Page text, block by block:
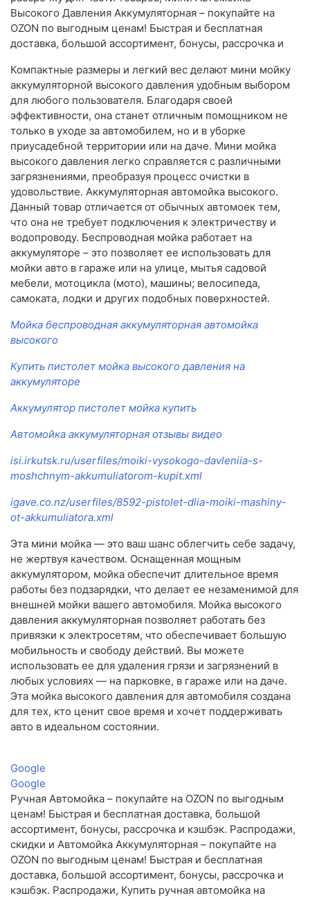
Высокого Давления Аккумуляторная – покупайте на
OZON по выгодным ценам! Быстрая и бесплатная
доставка, большой ассортимент, бонусы, рассрочка и
Компактные размеры и легкий вес делают мини мойку
аккумуляторной высокого давления удобным выбором
для любого пользователя. Благодаря своей
эффективности, она станет отличным помощником не
только в уходе за автомобилем, но и в уборке
приусадебной территории или на даче. Мини мойка
высокого давления легко справляется с различными
загрязнениями, преобразуя процесс очистки в
удовольствие. Аккумуляторная автомойка высокого.
Данный товар отличается от обычных автомоек тем,
что она не требует подключения к электричеству и
водопроводу. Беспроводная мойка работает на
аккумуляторе – это позволяет ее использовать для
мойки авто в гараже или на улице, мытья садовой
мебели, мотоцикла (мото), машины; велосипеда,
самоката, лодки и других подобных поверхностей.
Мойка беспроводная аккумуляторная автомойка
высокого
Купить пистолет мойка высокого давления на
аккумуляторе
Аккумулятор пистолет мойка купить
Автомойка аккумуляторная отзывы видео
isi.irkutsk.ru/userfiles/moiki-vysokogo-davleniia-s-
moshchnym-akkumuliatorom-kupit.xml
igave.co.nz/userfiles/8592-pistolet-dlia-moiki-mashiny-
ot-akkumuliatora.xml
Эта мини мойка — это ваш шанс облегчить себе задачу,
не жертвуя качеством. Оснащенная мощным
аккумулятором, мойка обеспечит длительное время
работы без подзарядки, что делает ее незаменимой для
внешней мойки вашего автомобиля. Мойка высокого
давления аккумуляторная позволяет работать без
привязки к электросетям, что обеспечивает большую
мобильность и свободу действий. Вы можете
использовать ее для удаления грязи и загрязнений в
любых условиях — на парковке, в гараже или на даче.
Эта мойка высокого давления для автомобиля создана
для тех, кто ценит свое время и хочет поддерживать
авто в идеальном состоянии.
Google
Google
Ручная Автомойка – покупайте на OZON по выгодным
ценам! Быстрая и бесплатная доставка, большой
ассортимент, бонусы, рассрочка и кэшбэк. Распродажи,
скидки и Автомойка Аккумуляторная – покупайте на
OZON по выгодным ценам! Быстрая и бесплатная
доставка, большой ассортимент, бонусы, рассрочка и
кэшбэк. Распродажи, Купить ручная автомойка на